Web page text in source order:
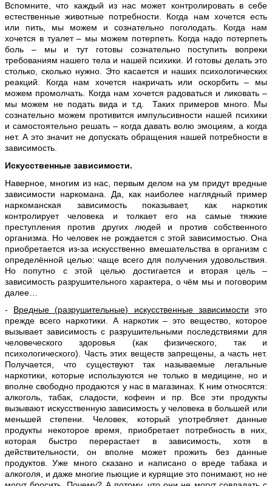
Вспомните, что каждый из нас может контролировать в себе
естественные животные потребности. Когда нам хочется есть
или пить, мы можем и сознательно поголодать. Когда нам
хочется в туалет – мы можем потерпеть. Когда надо потерпеть
боль – мы и тут готовы сознательно поступить вопреки
требованиям нашего тела и нашей психики. И готовы делать это
столько, сколько нужно. Это касается и наших психологических
реакций. Когда нам хочется накричать или оскорбить – мы
можем промолчать. Когда нам хочется радоваться и ликовать –
мы можем не подать вида и т.д. Таких примеров много. Мы
сознательно можем противится импульсивности нашей психики
и самостоятельно решать – когда давать волю эмоциям, а когда
нет. А это значит не допускать обращения нашей потребности в
зависимость.
Искусственные зависимости.
Наверное, многим из нас, первым делом на ум придут вредные
зависимости наркомана. Да, как наиболее наглядный пример
наркоманская зависимость показывает, как наркотик
контролирует человека и толкает его на самые тяжкие
преступления против других людей и против собственного
организма. Но человек не рождается с этой зависимостью. Она
приобретается из-за искусственно вмешательства в организм с
определённой целью: чаще всего для получения удовольствия.
Но попутно с этой целью достигается и вторая цель –
зависимость разрушительного характера, о чём мы и поговорим
далее…
- Вредные (разрушительные) искусственные зависимости это
прежде всего наркотики. А наркотик – это вещество, которое
вызывает зависимость с разрушительными последствиями для
человеческого здоровья (как физического, так и
психологического). Часть этих веществ запрещены, а часть нет.
Получается, что существуют так называемые легальные
наркотики, которые используются не только в медицине, но и
вполне свободно продаются у нас в магазинах. К ним относятся:
алкоголь, табак, сладости, кофеин и пр. Все эти продукты
вызывают искусственную зависимость у человека в большей или
меньшей степени. Человек, который употребляет данные
продукты некоторое время, приобретает потребность в них,
которая быстро перерастает в зависимость, хотя в
действительности, он вполне может прожить без данные
продуктов. Уже много сказано и написано о вреде табака и
алкоголя, и даже многие пьющие и курящие это понимают, но не